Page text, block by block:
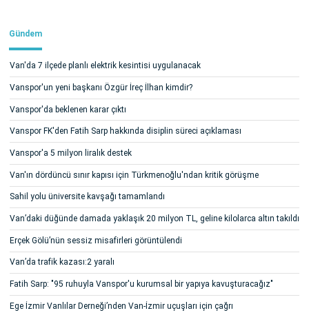
Gündem
Van'da 7 ilçede planlı elektrik kesintisi uygulanacak
Vanspor'un yeni başkanı Özgür İreç İlhan kimdir?
Vanspor'da beklenen karar çıktı
Vanspor FK'den Fatih Sarp hakkında disiplin süreci açıklaması
Vanspor'a 5 milyon liralık destek
Van'ın dördüncü sınır kapısı için Türkmenoğlu'ndan kritik görüşme
Sahil yolu üniversite kavşağı tamamlandı
Van’daki düğünde damada yaklaşık 20 milyon TL, geline kilolarca altın takıldı
Erçek Gölü’nün sessiz misafirleri görüntülendi
Van’da trafik kazası:2 yaralı
Fatih Sarp: "95 ruhuyla Vanspor'u kurumsal bir yapıya kavuşturacağız"
Ege İzmir Vanlılar Derneği’nden Van-İzmir uçuşları için çağrı